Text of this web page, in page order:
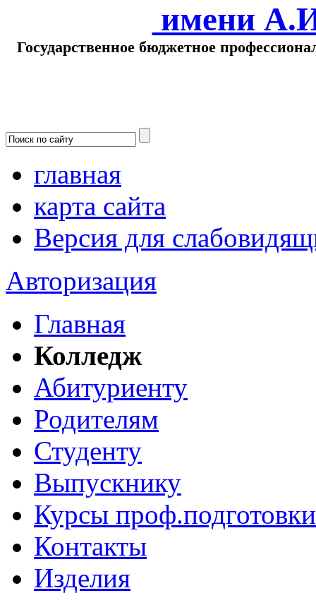
имени
Государственное бюджетное
главная
карта сайта
Версия для
Авторизация
Главная
Колледж
Абитуриенту
Родителям
Студенту
Выпускнику
Курсы проф.подготовки
Контакты
Изделия